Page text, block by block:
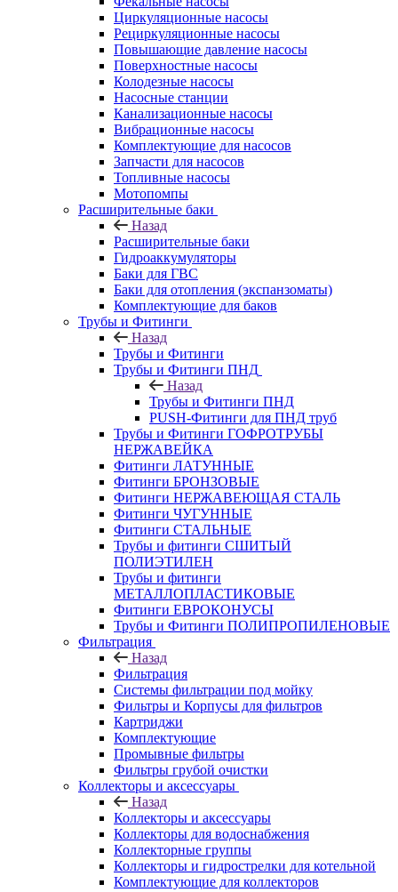
Циркуляционные насосы
Рециркуляционные насосы
Повышающие давление насосы
Поверхностные насосы
Колодезные насосы
Насосные станции
Канализационные насосы
Вибрационные насосы
Комплектующие для насосов
Запчасти для насосов
Топливные насосы
Мотопомпы
Расширительные баки
Назад
Расширительные баки
Гидроаккумуляторы
Баки для ГВС
Баки для отопления (экспанзоматы)
Комплектующие для баков
Трубы и Фитинги
Назад
Трубы и Фитинги
Трубы и Фитинги ПНД
Назад
Трубы и Фитинги ПНД
PUSH-Фитинги для ПНД труб
Трубы и Фитинги ГОФРОТРУБЫ
НЕРЖАВЕЙКА
Фитинги ЛАТУННЫЕ
Фитинги БРОНЗОВЫЕ
Фитинги НЕРЖАВЕЮЩАЯ СТАЛЬ
Фитинги ЧУГУННЫЕ
Фитинги СТАЛЬНЫЕ
Трубы и фитинги СШИТЫЙ
ПОЛИЭТИЛЕН
Трубы и фитинги
МЕТАЛЛОПЛАСТИКОВЫЕ
Фитинги ЕВРОКОНУСЫ
Трубы и Фитинги ПОЛИПРОПИЛЕНОВЫЕ
Фильтрация
Назад
Фильтрация
Системы фильтрации под мойку
Фильтры и Корпусы для фильтров
Картриджи
Комплектующие
Промывные фильтры
Фильтры грубой очистки
Коллекторы и аксессуары
Назад
Коллекторы и аксессуары
Коллекторы для водоснабжения
Коллекторные группы
Коллекторы и гидрострелки для котельной
Комплектующие для коллекторов